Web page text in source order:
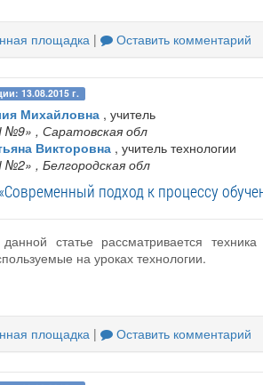
площадка | Оставить комментарий
13.08.2015 г.
Михайловна , учитель
№9» , Саратовская обл
Викторовна , учитель технологии
№2» , Белгородская обл
«Современный подход к процессу
статье рассматривается
на уроках технологии.
площадка | Оставить комментарий